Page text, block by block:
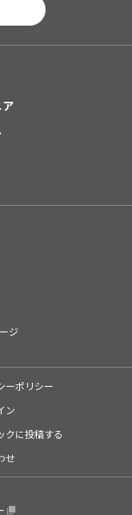
ジ
ーポリシー
ン
クに投稿する
せ